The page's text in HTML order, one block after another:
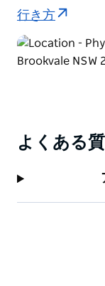
行き方
よくある